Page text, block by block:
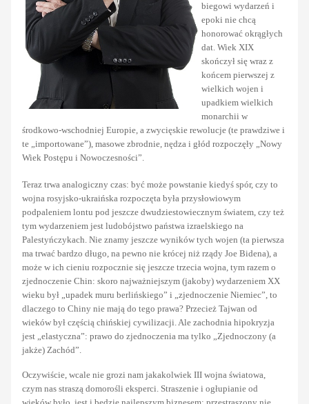
biegowi wydarzeń i
epoki nie chcą
honorować okrągłych
dat. Wiek XIX
skończył się wraz z
końcem pierwszej z
wielkich wojen i
upadkiem wielkich
monarchii w
środkowo-wschodniej Europie, a zwycięskie rewolucje (te prawdziwe i
te „importowane”), masowe zbrodnie, nędza i głód rozpoczęły „Nowy
Wiek Postępu i Nowoczesności”.
Teraz trwa analogiczny czas: być może powstanie kiedyś spór, czy to
wojna rosyjsko-ukraińska rozpoczęta była przysłowiowym
podpaleniem lontu pod jeszcze dwudziestowiecznym światem, czy też
tym wydarzeniem jest ludobójstwo państwa izraelskiego na
Palestyńczykach. Nie znamy jeszcze wyników tych wojen (ta pierwsza
ma trwać bardzo długo, na pewno nie krócej niż rządy Joe Bidena), a
może w ich cieniu rozpocznie się jeszcze trzecia wojna, tym razem o
zjednoczenie Chin: skoro najważniejszym (jakoby) wydarzeniem XX
wieku był „upadek muru berlińskiego” i „zjednoczenie Niemiec”, to
dlaczego to Chiny nie mają do tego prawa? Przecież Tajwan od
wieków był częścią chińskiej cywilizacji. Ale zachodnia hipokryzja
jest „elastyczna”: prawo do zjednoczenia ma tylko „Zjednoczony (a
jakże) Zachód”.
Oczywiście, wcale nie grozi nam jakakolwiek III wojna światowa,
czym nas straszą domorośli eksperci. Straszenie i ogłupianie od